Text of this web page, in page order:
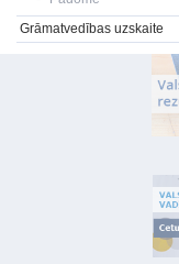
Grāmatvedības uzskaite